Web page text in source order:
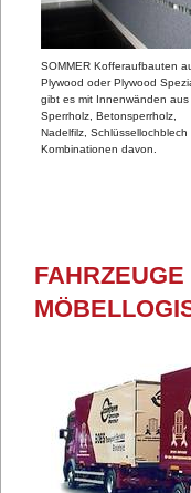
SOMMER Kofferaufbauten
Plywood oder Plywood
gibt es mit Innenwänden aus
Sperrholz, Betonsperrholz,
Nadelfilz, Schlüssellochblech
Kombinationen davon.
FAHRZEUGE